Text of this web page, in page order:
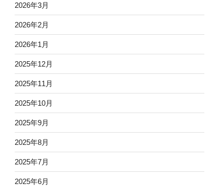
2026年3月
2026年2月
2026年1月
2025年12月
2025年11月
2025年10月
2025年9月
2025年8月
2025年7月
2025年6月